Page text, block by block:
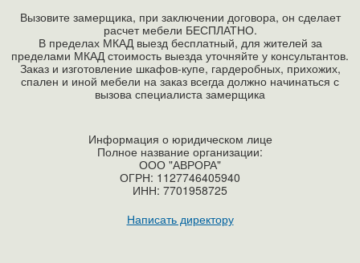
Вызовите замерщика, при заключении договора, он сделает
расчет мебели БЕСПЛАТНО.
В пределах МКАД выезд бесплатный, для жителей за
пределами МКАД стоимость выезда уточняйте у консультантов.
Заказ и изготовление шкафов-купе, гардеробных, прихожих,
спален и иной мебели на заказ всегда должно начинаться с
вызова специалиста замерщика
Информация о юридическом лице
Полное название организации:
ООО "АВРОРА"
ОГРН: 1127746405940
ИНН: 7701958725
Написать директору